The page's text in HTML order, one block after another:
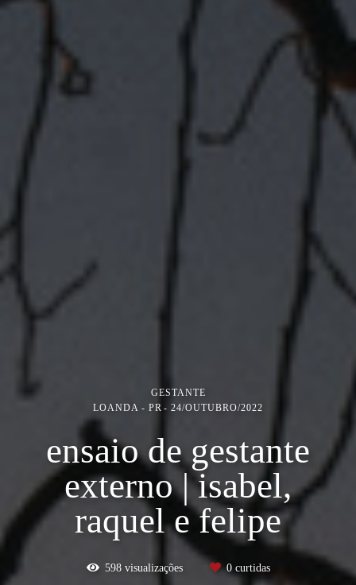
GESTANTE
LOANDA - PR
24/OUTUBRO/2022
ensaio de gestante
externo | isabel,
raquel e felipe
598visualizações 0curtidas